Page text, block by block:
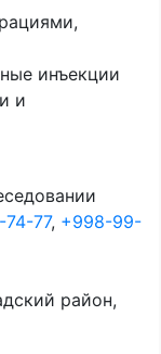
инъекции
и
77, +998-99-
район,